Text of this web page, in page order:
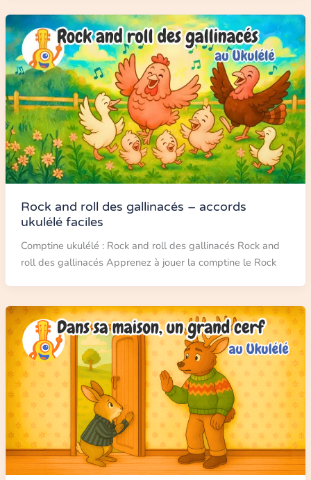
Rock and roll des gallinacés – accords
ukulélé faciles
Comptine ukulélé : Rock and roll des gallinacés Rock and
roll des gallinacés Apprenez à jouer la comptine le Rock